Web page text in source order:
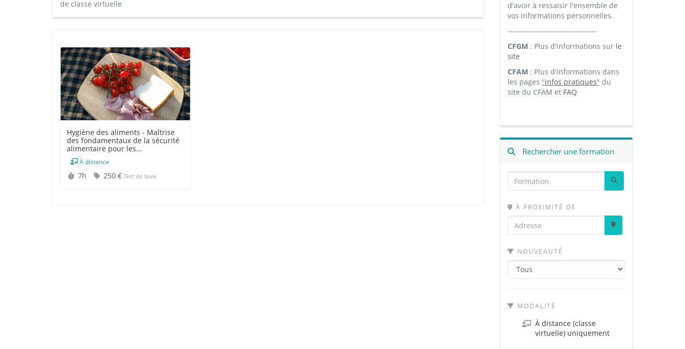
de classe virtuelle
Hygiène des aliments - Maîtrise
des fondamentaux de la sécurité
alimentaire pour les
professionnels de la montagne
À distance
Durée :
7h Prix :
250 € Net de taxe
d'avoir à ressaisir l'ensemble de
vos informations personnelles.
-----------------------------------
CFGM : Plus d'informations sur le
site
CFAM : Plus d'informations dans
les pages "infos pratiques" du
site du CFAM et FAQ
Rechercher une formation
À PROXIMITÉ DE
NOUVEAUTÉ
MODALITÉ
À distance (classe
virtuelle) uniquement